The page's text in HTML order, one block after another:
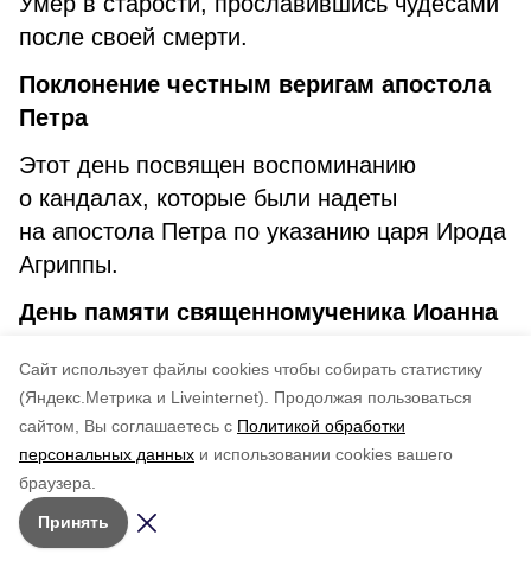
Cайт использует файлы cookies чтобы собирать статистику
(Яндекс.Метрика и Liveinternet).
Продолжая пользоваться
сайтом, Вы соглашаетесь с Политикой обработки
персональных данных и использовании cookies вашего
браузера.
Принять
после своей смерти.
Поклонение честным веригам апостола
Петра
Этот день посвящен воспоминанию
о кандалах, которые были надеты
на апостола Петра по указанию царя Ирода
Агриппы.
День памяти священномученика Иоанна
Священник Иоанн Петтай, родившийся
в Эстонии, пережил тяготы войны и стал
православным священником,
расстрелянным большевиками.
30 января